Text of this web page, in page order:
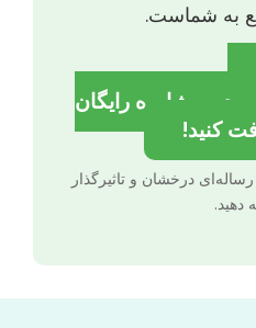
به شماست.
و مشاوره رایگان
کنید!
درخشان و تاثیرگذار
دهید.